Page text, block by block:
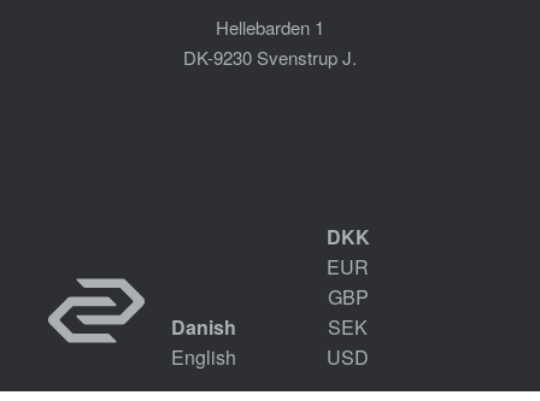
Hellebarden 1
DK-9230 Svenstrup J.
Danish
English
DKK
EUR
GBP
SEK
USD